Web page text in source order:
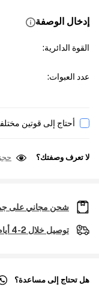
إدخال الوصفة
القوة الدائرية:
عدد العبوات:
أحتاج إلى قوتين
لا تعرف وصفتك؟
شحن مجاني على
توصيل خلال 2-4 أيام عمل
هل تحتاج إلى مساعدة؟